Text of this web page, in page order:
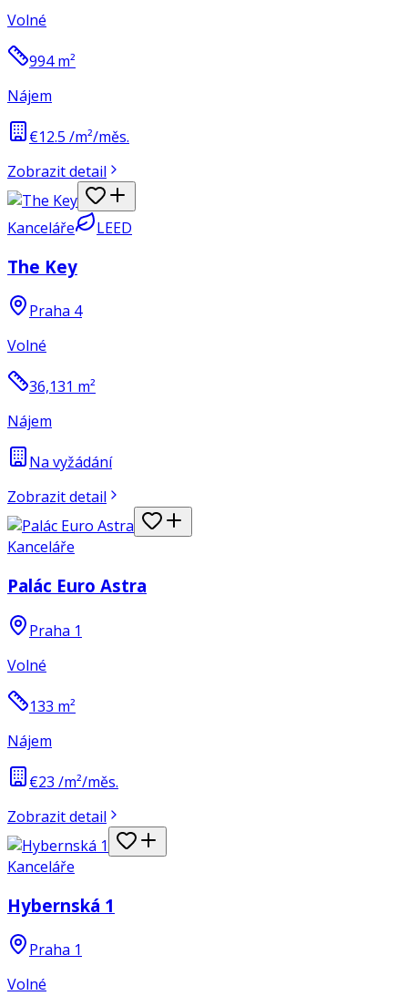
Volné
994m²
Nájem
€12.5 /m²/měs.
Zobrazit detail
Kanceláře LEED
The Key
Praha 4
Volné
36,131 m²
Nájem
Na vyžádání
Zobrazit detail
Kanceláře
Palác Euro Astra
Praha 1
Volné
133 m²
Nájem
€23 /m²/měs.
Zobrazit detail
Kanceláře
Hybernská 1
Praha 1
Volné